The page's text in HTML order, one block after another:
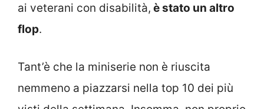
ai veterani con disabilità, è stato un altro
flop.
Tant’è che la miniserie non è riuscita
nemmeno a piazzarsi nella top 10 dei più